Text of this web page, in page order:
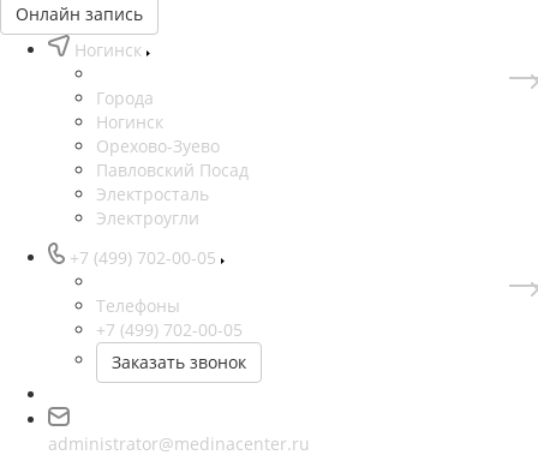
Онлайн запись
Ногинск
Города
Ногинск
Орехово-Зуево
Павловский Посад
Электросталь
Электроугли
+7 (499) 702-00-05
Телефоны
+7 (499) 702-00-05
Заказать звонок
administrator@medinacenter.ru